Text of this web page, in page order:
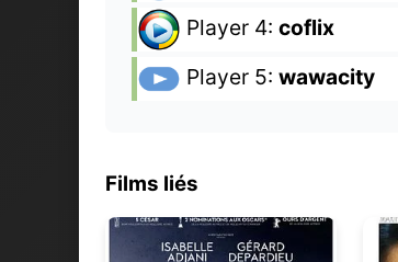
Player 4: coflix
Player 5: wawacity
Films liés